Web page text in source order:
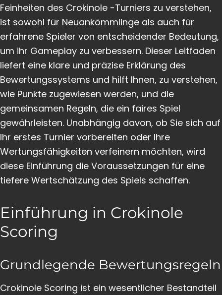
Feinheiten des Crokinole -Turniers zu verstehen,
ist sowohl für Neuankömmlinge als auch für
erfahrene Spieler von entscheidender Bedeutung,
um ihr Gameplay zu verbessern. Dieser Leitfaden
liefert eine klare und präzise Erklärung des
Bewertungssystems und hilft Ihnen, zu verstehen,
wie Punkte zugewiesen werden, und die
gemeinsamen Regeln, die ein faires Spiel
gewährleisten. Unabhängig davon, ob Sie sich auf
Ihr erstes Turnier vorbereiten oder Ihre
Wertungsfähigkeiten verfeinern möchten, wird
diese Einführung die Voraussetzungen für eine
tiefere Wertschätzung des Spiels schaffen.
Einführung in Crokinole
Scoring
Grundlegende Bewertungsregeln
Crokinole Scoring ist ein wesentlicher Bestandteil